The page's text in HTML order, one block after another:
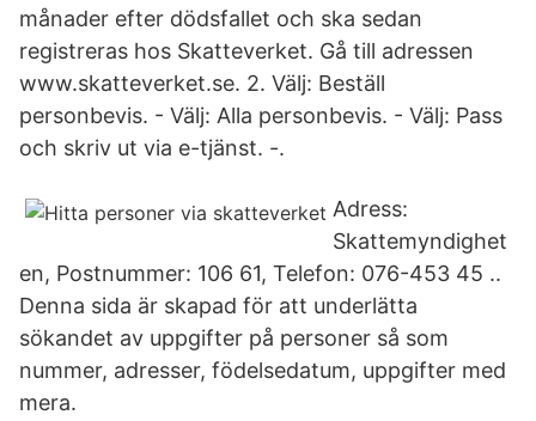
månader efter dödsfallet och ska sedan
registreras hos Skatteverket. Gå till adressen
www.skatteverket.se. 2. Välj: Beställ
personbevis. - Välj: Alla personbevis. - Välj: Pass
och skriv ut via e-tjänst. -.
Adress:
Skattemyndighet
en, Postnummer: 106 61, Telefon: 076-453 45 ..
Denna sida är skapad för att underlätta
sökandet av uppgifter på personer så som
nummer, adresser, födelsedatum, uppgifter med
mera.